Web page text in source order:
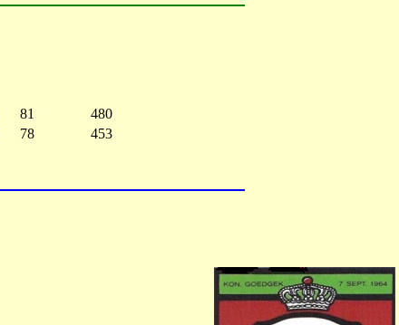
81
480
78 453